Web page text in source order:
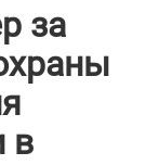
за
в